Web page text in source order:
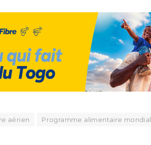
aérien Programme alimentaire mondial